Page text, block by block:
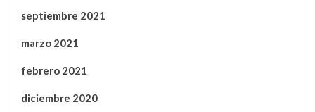
septiembre 2021
marzo 2021
febrero 2021
diciembre 2020